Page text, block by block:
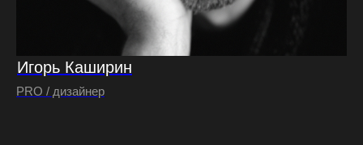
Игорь Каширин
PRO / дизайнер